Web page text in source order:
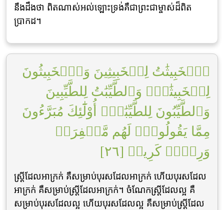
នឹងដឹងថា ពិតណាស់អល់ឡោះទ្រង់គឺជាព្រះជាម្ចាស់ដ៏ពិត
ប្រាកដ។
ٱلۡخَبِيثَٰتُ لِلۡخَبِيثِينَ وَٱلۡخَبِيثُونَ
لِلۡخَبِيثَٰتِۖ وَٱلطَّيِّبَٰتُ لِلطَّيِّبِينَ
وَٱلطَّيِّبُونَ لِلطَّيِّبَٰتِۚ أُوْلَٰٓئِكَ مُبَرَّءُونَ
مِمَّا يَقُولُونَۖ لَهُم مَّغۡفِرَةٞ
وَرِزۡقٞ كَرِيمٞ [٢٦]
ស្ត្រីដែលអាក្រក់ គឺសម្រាប់បុរសដែលអាក្រក់ ហើយបុរសដែល
អាក្រក់ គឺសម្រាប់ស្ត្រីដែលអាក្រក់។ ចំណែកស្ត្រីដែលល្អ គឺ
សម្រាប់បុរសដែលល្អ ហើយបុរសដែលល្អ គឺសម្រាប់ស្ត្រីដែល